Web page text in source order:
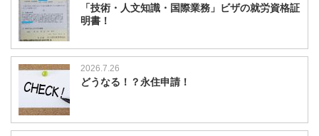
「技術・人文知識・国際業務」ビザの就労資格証
明書！
2026.7.26
どうなる！？永住申請！